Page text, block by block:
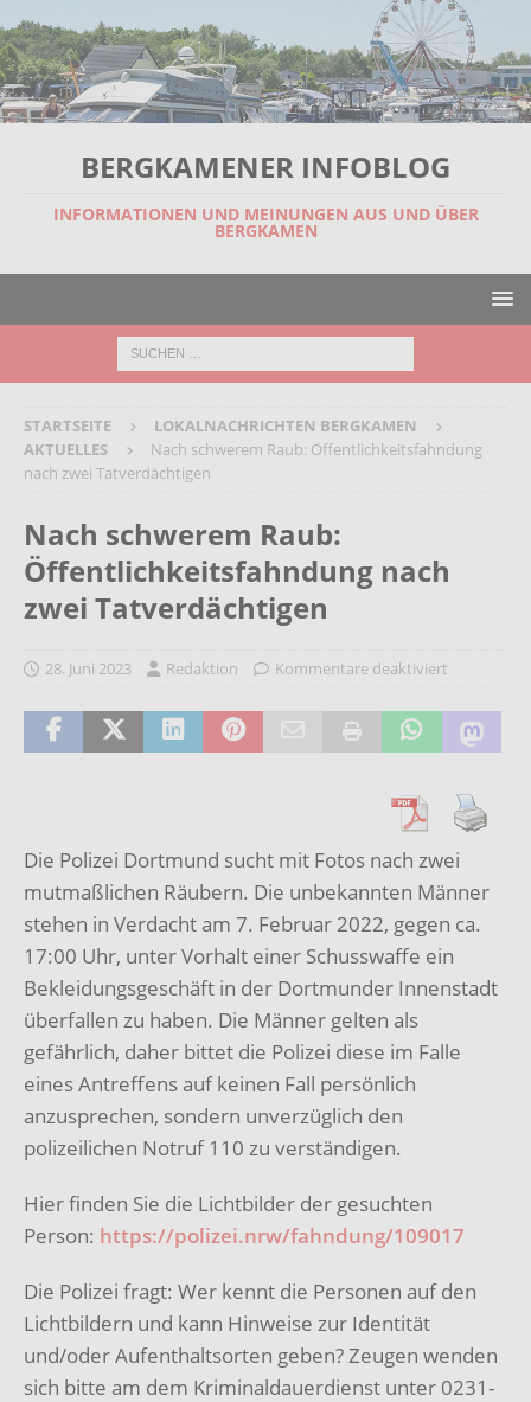
BERGKAMENER INFOBLOG
INFORMATIONEN UND MEINUNGEN AUS UND ÜBER
BERGKAMEN
STARTSEITE
LOKALNACHRICHTEN BERGKAMEN
AKTUELLES
Nach schwerem Raub: Öffentlichkeitsfahndung
nach zwei Tatverdächtigen
Nach schwerem Raub:
Öffentlichkeitsfahndung nach
zwei Tatverdächtigen
28. Juni 2023 Redaktion Kommentare deaktiviert
Die Polizei Dortmund sucht mit Fotos nach zwei
mutmaßlichen Räubern. Die unbekannten Männer
stehen in Verdacht am 7. Februar 2022, gegen ca.
17:00 Uhr, unter Vorhalt einer Schusswaffe ein
Bekleidungsgeschäft in der Dortmunder Innenstadt
überfallen zu haben. Die Männer gelten als
gefährlich, daher bittet die Polizei diese im Falle
eines Antreffens auf keinen Fall persönlich
anzusprechen, sondern unverzüglich den
polizeilichen Notruf 110 zu verständigen.
Hier finden Sie die Lichtbilder der gesuchten
Person: https://polizei.nrw/fahndung/109017
Die Polizei fragt: Wer kennt die Personen auf den
Lichtbildern und kann Hinweise zur Identität
und/oder Aufenthaltsorten geben? Zeugen wenden
sich bitte am dem Kriminaldauerdienst unter 0231-